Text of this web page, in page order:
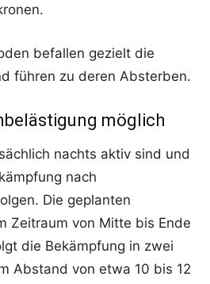
befallen gezielt die
führen zu deren Absterben.
möglich
nachts aktiv sind und
nach
Die geplanten
Zeitraum von Mitte bis Ende
die Bekämpfung in zwei
Abstand von etwa 10 bis 12